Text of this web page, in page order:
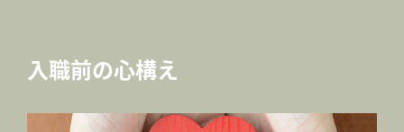
入職前の心構え